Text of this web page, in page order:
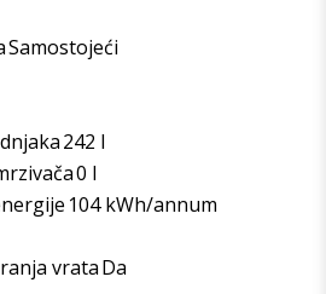
Samostojeći
242 l
0 l
104 kWh/annum
vrataDa